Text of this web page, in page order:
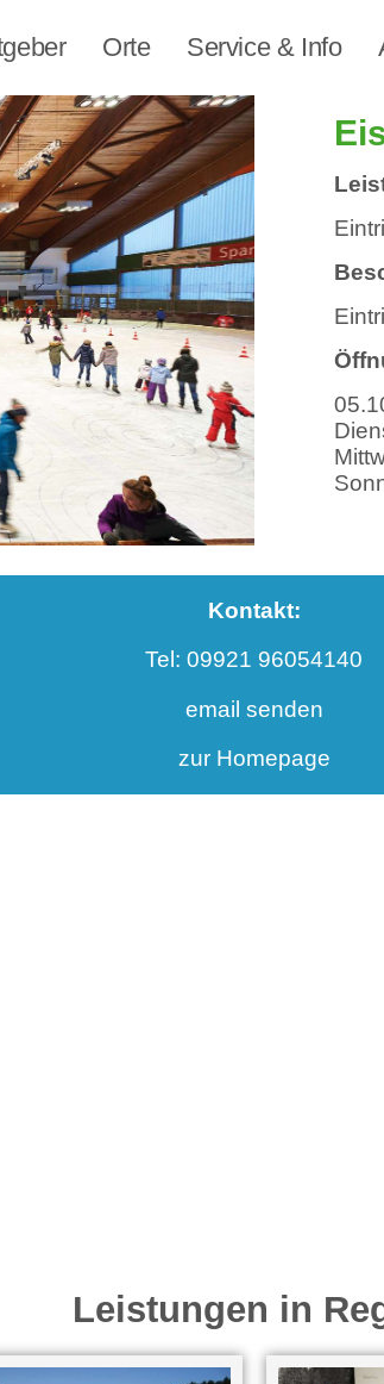
Orte Service & Info
Kontakt:
Tel: 09921 96054140
email senden
zur Homepage
Leistungen in